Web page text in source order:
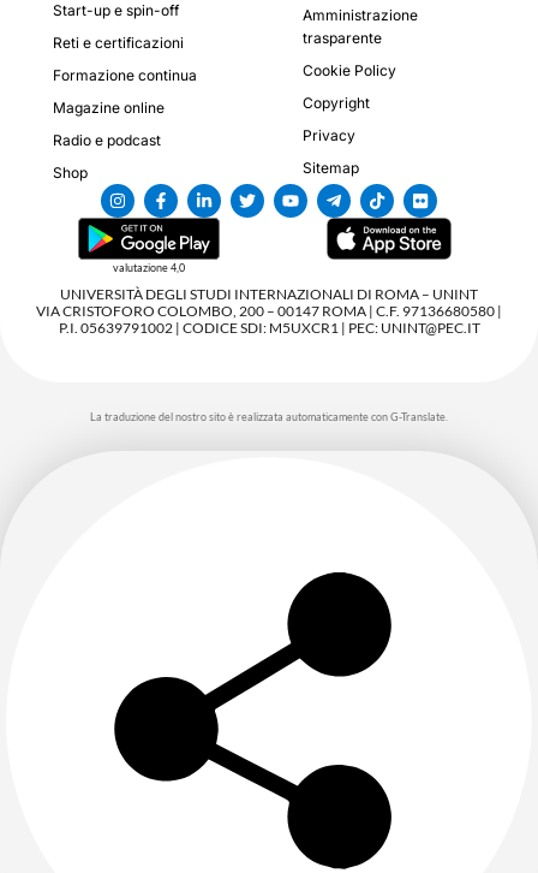
Start-up e spin-off
Reti e certificazioni
Formazione continua
Magazine online
Radio e podcast
Shop
Amministrazione
trasparente
Cookie Policy
Copyright
Privacy
Sitemap
valutazione 4,0
UNIVERSITÀ DEGLI STUDI INTERNAZIONALI DI ROMA – UNINT
VIA CRISTOFORO COLOMBO, 200 – 00147 ROMA | C.F. 97136680580 |
P.I. 05639791002 | CODICE SDI: M5UXCR1 | PEC: UNINT@PEC.IT
La traduzione del nostro sito è realizzata automaticamente con G-Translate.